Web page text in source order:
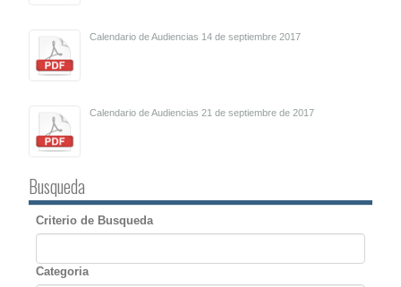
Calendario de Audiencias 14 de septiembre 2017
Calendario de Audiencias 21 de septiembre de 2017
Busqueda
Criterio de Busqueda
Categoria